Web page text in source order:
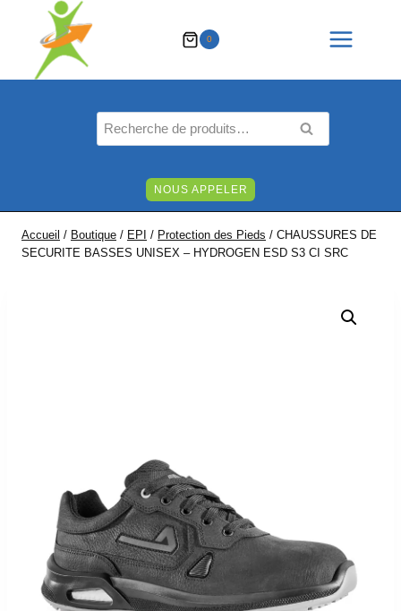
contenu
0
Recherche
pour :
RECHERCHE
NOUS APPELER
Accueil / Boutique / EPI / Protection des Pieds / CHAUSSURES DE
SECURITE BASSES UNISEX – HYDROGEN ESD S3 CI SRC